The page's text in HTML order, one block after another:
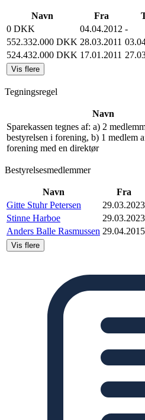
Navn Fra
0 DKK
04.04.2012 -
552.332.000 DKK 28.03.2011
524.432.000 DKK 17.01.2011
Vis flere
Tegningsregel
Navn
Sparekassen tegnes af: a) 2
bestyrelsen i forening, b) 1 medlem
forening med en direktør
Bestyrelsesmedlemmer
Navn Fra
Gitte Stuhr Petersen
29.03.2023
Stinne Harboe
29.03.2023
Anders Balle Rasmussen 29.04.2015
Vis flere